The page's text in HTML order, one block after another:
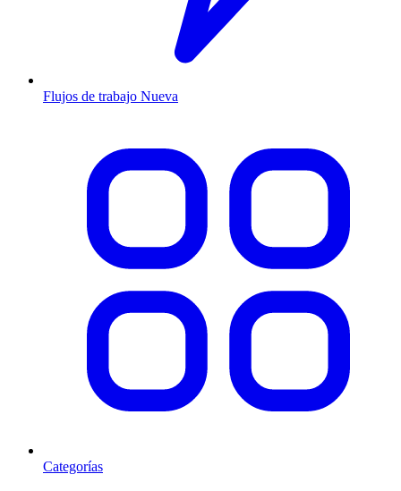
Flujos de trabajo Nueva
Categorías